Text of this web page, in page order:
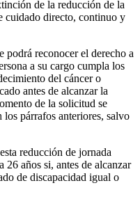
de la reducción de la
cuidado directo, continuo y
podrá reconocer el derecho a
a su cargo cumpla los
del cáncer o
antes de alcanzar la
de la solicitud se
los párrafos anteriores, salvo
reducción de jornada
26 años si, antes de alcanzar
de discapacidad igual o